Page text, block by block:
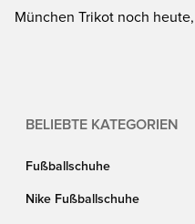
München Trikot noch
BELIEBTE KATEGORIEN
Fußballschuhe
Nike Fußballschuhe